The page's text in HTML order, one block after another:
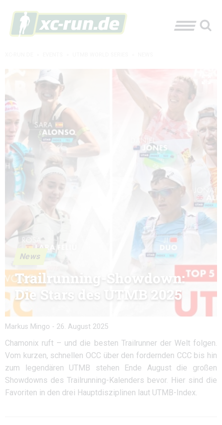
News
Trailrunning-Showdown:
Die Stars des UTMB 2025
Markus Mingo - 26. August 2025
Chamonix ruft – und die besten Trailrunner der Welt folgen.
Vom kurzen, schnellen OCC über den fordernden CCC bis hin
zum legendären UTMB stehen Ende August die großen
Showdowns des Trailrunning-Kalenders bevor. Hier sind die
Favoriten in den drei Hauptdisziplinen laut UTMB-Index.